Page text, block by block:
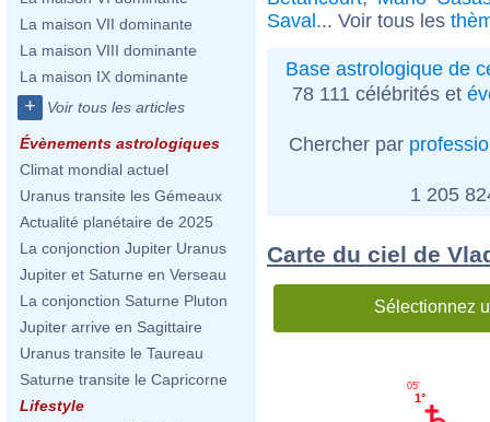
La maison VII dominante
La maison VIII dominante
La maison IX dominante
+ Voir tous les articles
Évènements astrologiques
Climat mondial actuel
Uranus transite les Gémeaux
Actualité planétaire de 2025
La conjonction Jupiter Uranus
Jupiter et Saturne en Verseau
La conjonction Saturne Pluton
Jupiter arrive en Sagittaire
Uranus transite le Taureau
Saturne transite le Capricorne
Lifestyle
Saval... Voir tous les
Base astrologique de
78 111 célébrités et
Chercher par
1 205
Carte du ciel de
Sélectionnez
1°
05'